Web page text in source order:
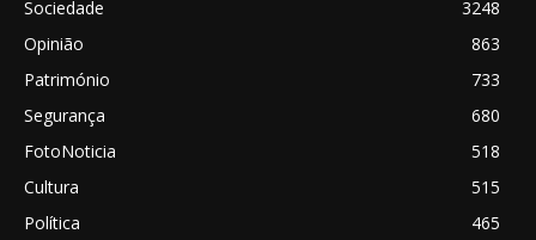
Sociedade
3248
Opinião
863
Património
733
Segurança
680
FotoNoticia
518
Cultura
515
Política
465